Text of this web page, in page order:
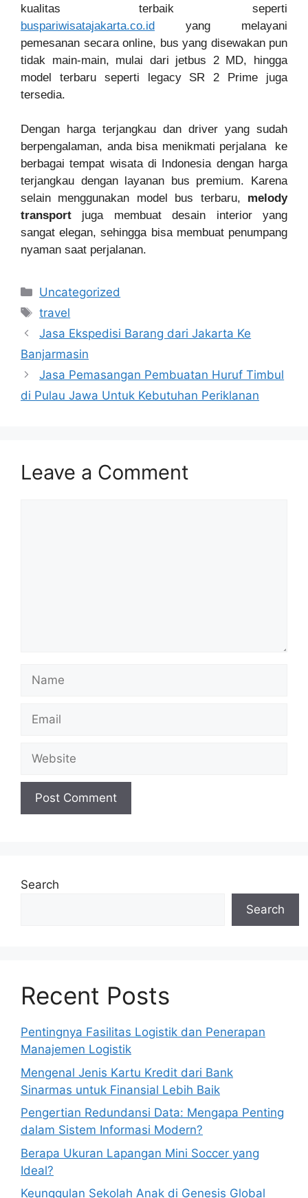
kualitas terbaik seperti
buspariwisatajakarta.co.id
yang melayani
pemesanan secara online, bus yang disewakan pun
tidak main-main, mulai dari jetbus 2 MD, hingga
model terbaru seperti legacy SR 2 Prime juga
tersedia.
Dengan harga terjangkau dan driver yang sudah
berpengalaman, anda bisa menikmati perjalana ke
berbagai tempat wisata di Indonesia dengan harga
terjangkau dengan layanan bus premium. Karena
selain menggunakan model bus terbaru, melody
transport juga membuat desain interior yang
sangat elegan, sehingga bisa membuat penumpang
nyaman saat perjalanan.
Categories
Uncategorized
Tags
travel
Jasa Ekspedisi Barang dari Jakarta Ke
Banjarmasin
Jasa Pemasangan Pembuatan Huruf Timbul
di Pulau Jawa Untuk Kebutuhan Periklanan
Leave a Comment
Name
Email
Website
Search
Search
Recent Posts
Pentingnya Fasilitas Logistik dan Penerapan
Manajemen Logistik
Mengenal Jenis Kartu Kredit dari Bank
Sinarmas untuk Finansial Lebih Baik
Pengertian Redundansi Data: Mengapa Penting
dalam Sistem Informasi Modern?
Berapa Ukuran Lapangan Mini Soccer yang
Ideal?
Keunggulan Sekolah Anak di Genesis Global